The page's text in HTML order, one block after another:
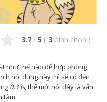
3.7 / 5 ( 3 bình chọn )
như thế nào để hợp phong
nội dung này thì sẽ có đến
0,33s, thế mới nói đây là vấn
tâm.